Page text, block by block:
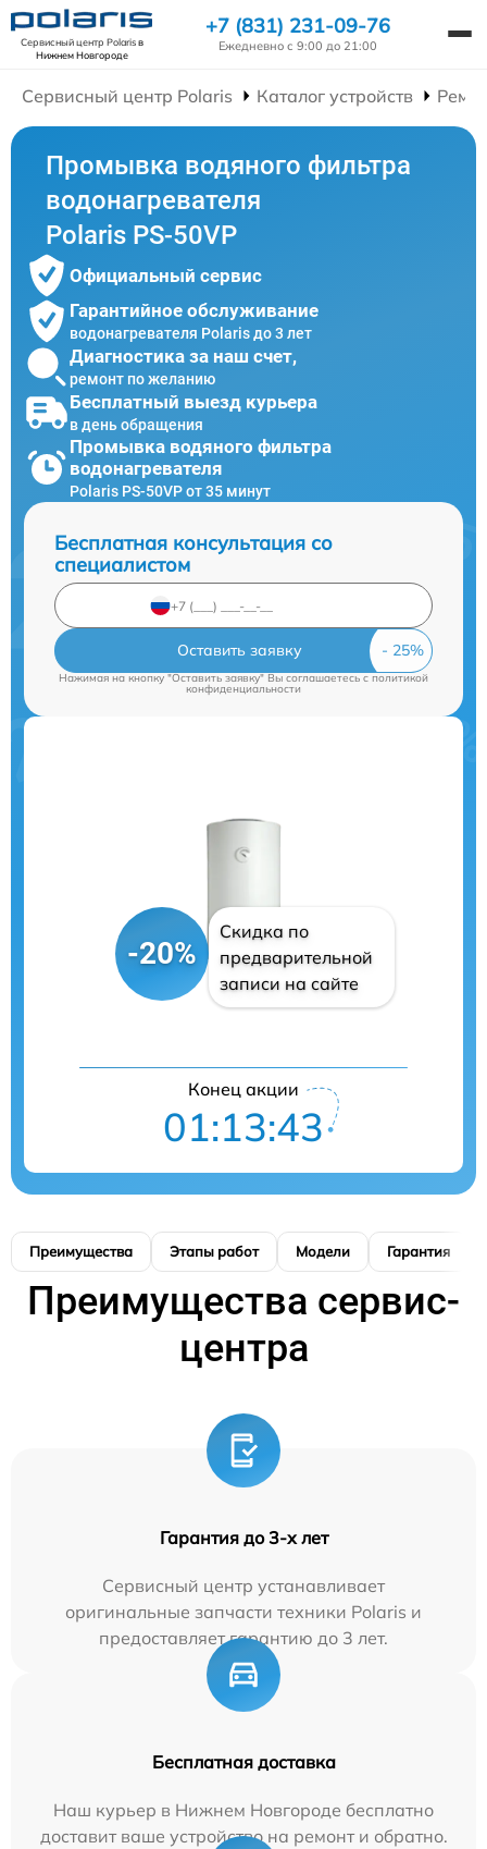
Сервисный центр Polarisв
Нижнем Новгороде
+7 (831) 231-09-76
Ежедневно с 9:00 до 21:00
Сервисный центр Polaris Каталог устройств
Промывка водяного фильтра
водонагревателя
Polaris PS-50VP
Официальный сервис
Гарантийное обслуживание
водонагревателя Polaris до 3 лет
Диагностика за наш счет,
ремонт по желанию
Бесплатный выезд курьера
в день обращения
Промывка водяного фильтра
водонагревателя
Polaris PS-50VP от 35 минут
Бесплатная консультация со
специалистом
Оставить заявку
Нажимая на кнопку "Оставить заявку" Вы соглашаетесь cполитикой
конфиденциальности
-20%
Скидка по
предварительной
записи на сайте
Конец акции
01:13:42
Преимущества Этапы работ Модели Гарантия
Преимущества сервис-
центра
Гарантия до 3-х лет
Сервисный центр устанавливает
оригинальные запчасти техники Polaris и
предоставляет гарантию до 3 лет.
Бесплатная доставка
Наш курьер в Нижнем Новгороде бесплатно
доставит ваше устройство на ремонт и обратно.